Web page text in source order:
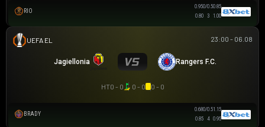
RIO
0.950/0.50.85
0.85
3 0.95
23:00 - 06.08
Jagiellonia Rangers F.C.
HT0 - 0 0 - 0 0 - 0
BRADY
0.680/0.51.15
0.85
4 0.95